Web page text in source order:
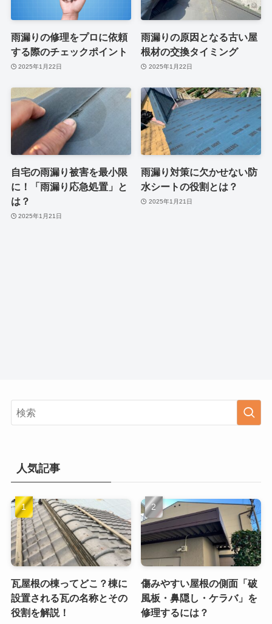
雨漏りの修理をプロに依頼
する際のチェックポイント
2025年1月22日
雨漏りの原因となる古い屋
根材の交換タイミング
2025年1月22日
自宅の雨漏り被害を最小限
に！「雨漏り応急処置」と
は？
2025年1月21日
雨漏り対策に欠かせない防
水シートの役割とは？
2025年1月21日
人気記事
瓦屋根の棟ってどこ？棟に
設置される瓦の名称とその
役割を解説！
傷みやすい屋根の側面「破
風板・鼻隠し・ケラバ」を
修理するには？